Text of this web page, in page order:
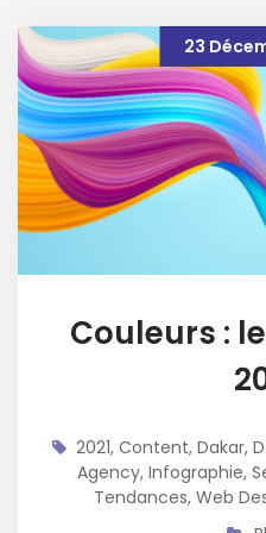
23
Couleurs :
2021, Content, Dakar,
Agency, Infographie,
Tendances, Web